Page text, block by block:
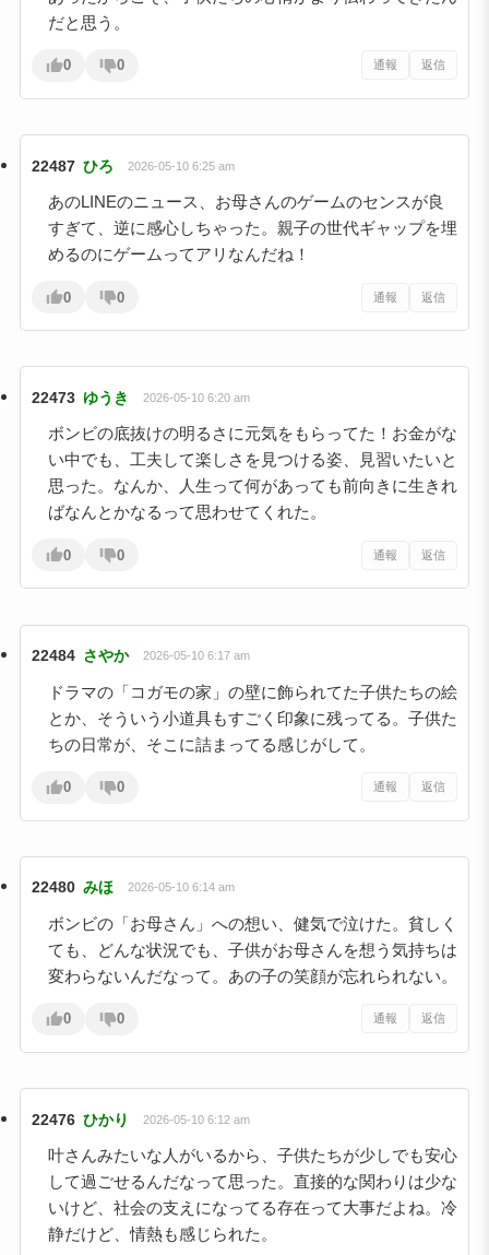
だと思う。
0 0 通報 返信
22487 ひろ 2026-05-10 6:25 am
あのLINEのニュース、お母さんのゲームのセンスが良
すぎて、逆に感心しちゃった。親子の世代ギャップを埋
めるのにゲームってアリなんだね！
0 0 通報 返信
22473 ゆうき 2026-05-10 6:20 am
ボンビの底抜けの明るさに元気をもらってた！お金がな
い中でも、工夫して楽しさを見つける姿、見習いたいと
思った。なんか、人生って何があっても前向きに生きれ
ばなんとかなるって思わせてくれた。
0 0 通報 返信
22484 さやか 2026-05-10 6:17 am
ドラマの「コガモの家」の壁に飾られてた子供たちの絵
とか、そういう小道具もすごく印象に残ってる。子供た
ちの日常が、そこに詰まってる感じがして。
0 0 通報 返信
22480 みほ 2026-05-10 6:14 am
ボンビの「お母さん」への想い、健気で泣けた。貧しく
ても、どんな状況でも、子供がお母さんを想う気持ちは
変わらないんだなって。あの子の笑顔が忘れられない。
0 0 通報 返信
22476 ひかり 2026-05-10 6:12 am
叶さんみたいな人がいるから、子供たちが少しでも安心
して過ごせるんだなって思った。直接的な関わりは少な
いけど、社会の支えになってる存在って大事だよね。冷
静だけど、情熱も感じられた。